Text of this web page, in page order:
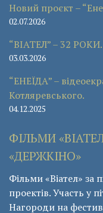
Новий проєкт –
02.07.2026
“ВІАТЕЛ” – 32
03.03.2026
“ЕНЕЇДА” –
Котляревського.
04.12.2025
ФІЛЬМИ
«ДЕРЖКІНО»
Фільми «Віател» за
проектів. Участь у
Нагороди на